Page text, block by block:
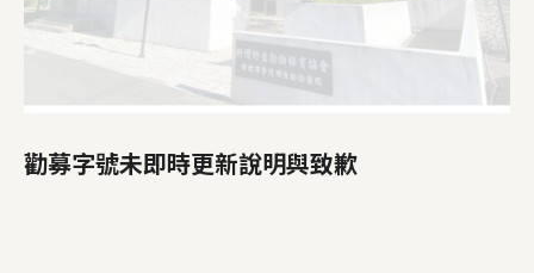
勸募字號未即時更新說明與致歉